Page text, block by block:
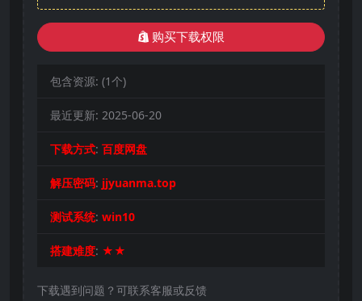
购买下载权限
包含资源: (1个)
最近更新: 2025-06-20
下载方式: 百度网盘
解压密码: jjyuanma.top
测试系统: win10
搭建难度: ★★
下载遇到问题？可联系客服或反馈